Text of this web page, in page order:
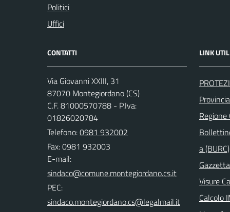
Politici
Uffici
CONTATTI
Via Giovanni XXIII, 31
87070 Montegiordano (CS)
C.F. 81000570788 - P.Iva:
01826020784
Telefono:0981 932002
Fax: 0981 932003
E-mail:
PEC:
LINK
Regione
a (BURC)
Visure
Calcolo